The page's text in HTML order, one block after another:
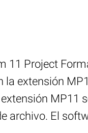
11 Project
extensión
MP11
archivo. El